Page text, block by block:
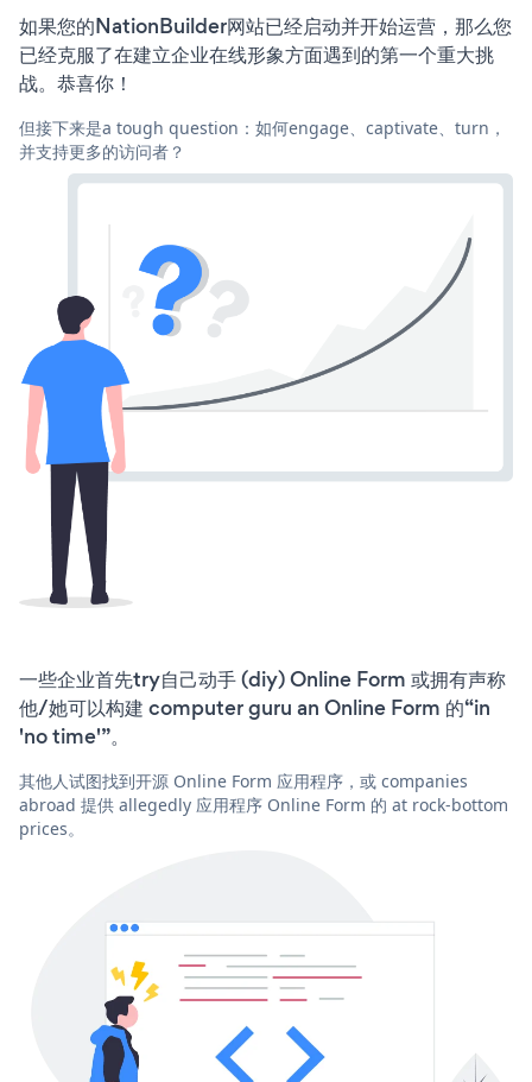
如果您的NationBuilder网站已经启动并开始运营，那么您
已经克服了在建立企业在线形象方面遇到的第一个重大挑
战。恭喜你！
但接下来是a tough question：如何engage、captivate、turn，
并支持更多的访问者？
一些企业首先try自己动手 (diy) Online Form 或拥有声称
他/她可以构建 computer guru an Online Form 的“in
'no time'”。
其他人试图找到开源 Online Form 应用程序，或 companies
abroad 提供 allegedly 应用程序 Online Form 的 at rock-bottom
prices。